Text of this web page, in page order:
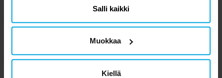
Salli kaikki
Muokkaa
Kiellä
5.0
1 arvostelu
5 ☆
☆
1 ☆